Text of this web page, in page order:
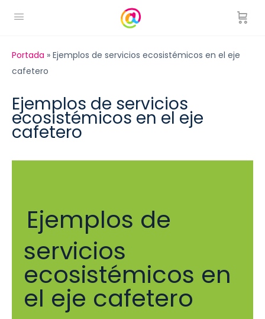
Portada » Ejemplos de servicios ecosistémicos en el eje
cafetero
Ejemplos de servicios
ecosistémicos en el eje
cafetero
Ejemplos de
servicios
ecosistémicos en
el eje cafetero